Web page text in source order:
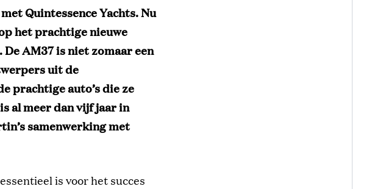
Quintessence Yachts. Nu
het prachtige nieuwe
AM37 is niet zomaar een
uit de
prachtige auto’s die ze
al meer dan vijf jaar in
samenwerking met
is voor het succes